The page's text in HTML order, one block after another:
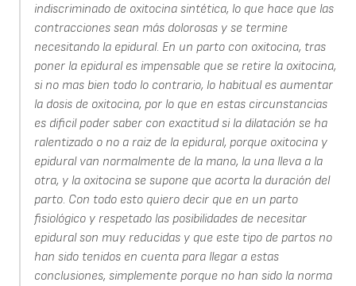
indiscriminado de oxitocina sintética, lo que hace que las
contracciones sean más dolorosas y se termine
necesitando la epidural. En un parto con oxitocina, tras
poner la epidural es impensable que se retire la oxitocina,
si no mas bien todo lo contrario, lo habitual es aumentar
la dosis de oxitocina, por lo que en estas circunstancias
es dificil poder saber con exactitud si la dilatación se ha
ralentizado o no a raiz de la epidural, porque oxitocina y
epidural van normalmente de la mano, la una lleva a la
otra, y la oxitocina se supone que acorta la duración del
parto. Con todo esto quiero decir que en un parto
fisiológico y respetado las posibilidades de necesitar
epidural son muy reducidas y que este tipo de partos no
han sido tenidos en cuenta para llegar a estas
conclusiones, simplemente porque no han sido la norma